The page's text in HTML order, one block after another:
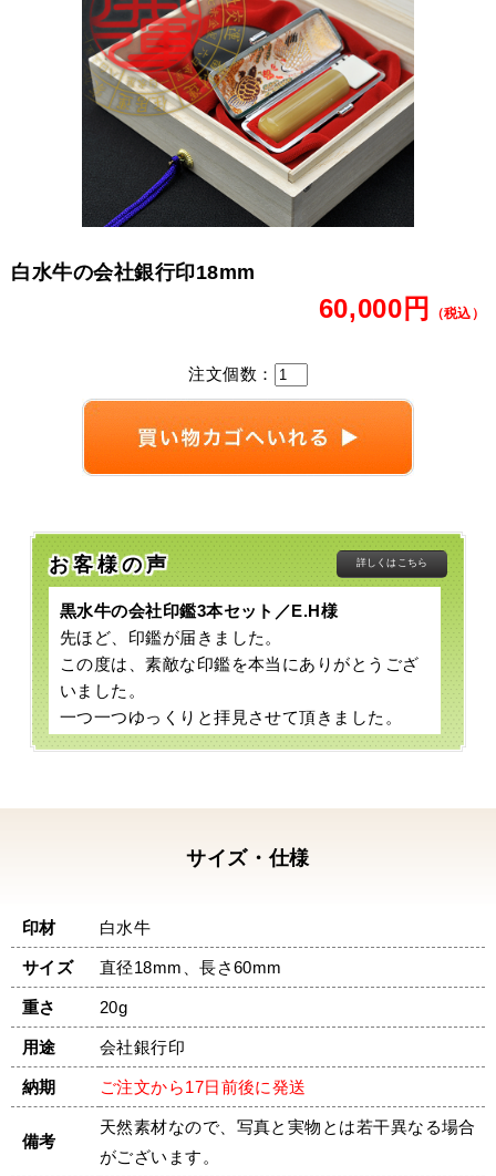
白水牛の会社銀行印18mm
60,000円 （税込）
注文個数：
お客様の声 詳しくはこちら
黒水牛の会社印鑑3本セット／E.H様
先ほど、印鑑が届きました。
この度は、素敵な印鑑を本当にありがとうござ
いました。
一つ一つゆっくりと拝見させて頂きました。
保証書、鑑定書、印鑑・・・すべて素晴らしい
し検討しました。
引き受けて良いものを作ってくれる印鑑屋さん
があるのか不安でした。
数ある印鑑屋さんの中で、中尾明文堂さんが対
応が早く快く引き受けてくださりました。
あとは、印鑑が無事に届くか心配でしたが、希
望した日の午前中に届き感動し安心したと同時
に感謝の気持ちでいっぱいになりました。
素晴らしい印鑑と対応を本当にありがとうござ
いました。
この印鑑をお守りと思い大切に使いたいと思い
サイズ・仕様
印材 白水牛
サイズ 直径18mm、長さ60mm
重さ 20g
用途 会社銀行印
納期 ご注文から17日前後に発送
備考
天然素材なので、写真と実物とは若干異なる場合
がございます。